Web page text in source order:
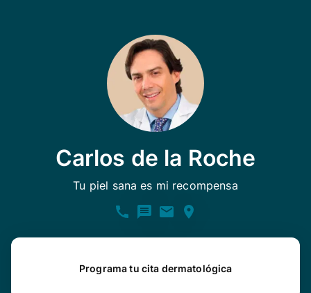
Carlos de la Roche
Tu piel sana es mi recompensa
Programa tu cita dermatológica